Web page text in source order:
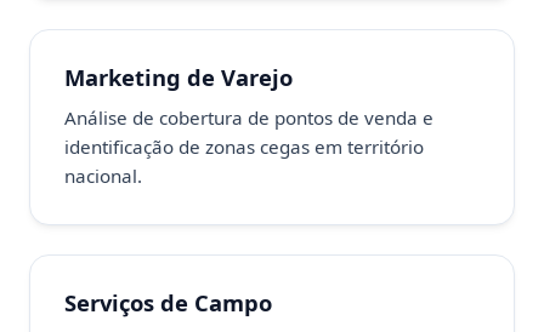
Marketing de Varejo
Análise de cobertura de pontos de venda e
identificação de zonas cegas em território
nacional.
Serviços de Campo